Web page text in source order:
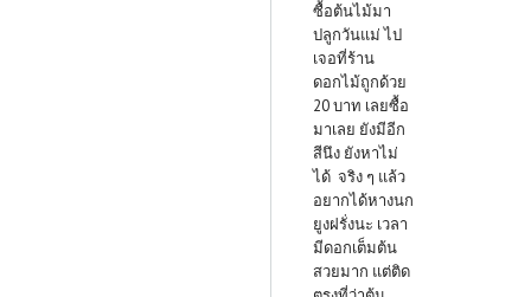
ซื้อต้นไม้มา
ปลูกวันแม่ ไป
เจอที่ร้าน
ดอกไม้ถูกด้วย
20 บาท เลยซื้อ
มาเลย ยังมีอีก
สีนึง ยังหาไม่
ได้ จริง ๆ แล้ว
อยากได้หางนก
ยูงฝรั่งนะ เวลา
มีดอกเต็มต้น
สวยมาก แต่ติด